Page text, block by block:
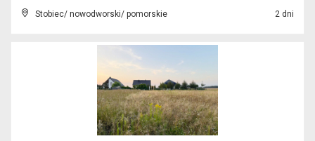
Stobiec/ nowodworski/ pomorskie 2 dni